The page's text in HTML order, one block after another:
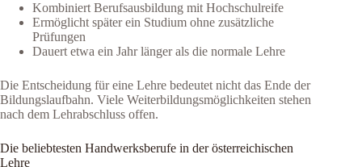
Kombiniert Berufsausbildung mit Hochschulreife
Ermöglicht später ein Studium ohne zusätzliche
Prüfungen
Dauert etwa ein Jahr länger als die normale Lehre
Die Entscheidung für eine Lehre bedeutet nicht das Ende der
Bildungslaufbahn. Viele Weiterbildungsmöglichkeiten stehen
nach dem Lehrabschluss offen.
Die beliebtesten Handwerksberufe in der österreichischen
Lehre